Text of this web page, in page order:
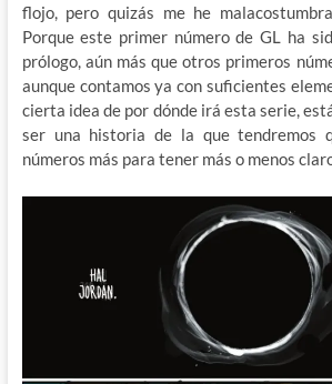
flojo, pero quizás me he
Porque este primer número de GL ha
prólogo, aún más que otros primeros
aunque contamos ya con suficientes
cierta idea de por dónde irá esta serie,
ser una historia de la que tendremos
números más para tener más o menos